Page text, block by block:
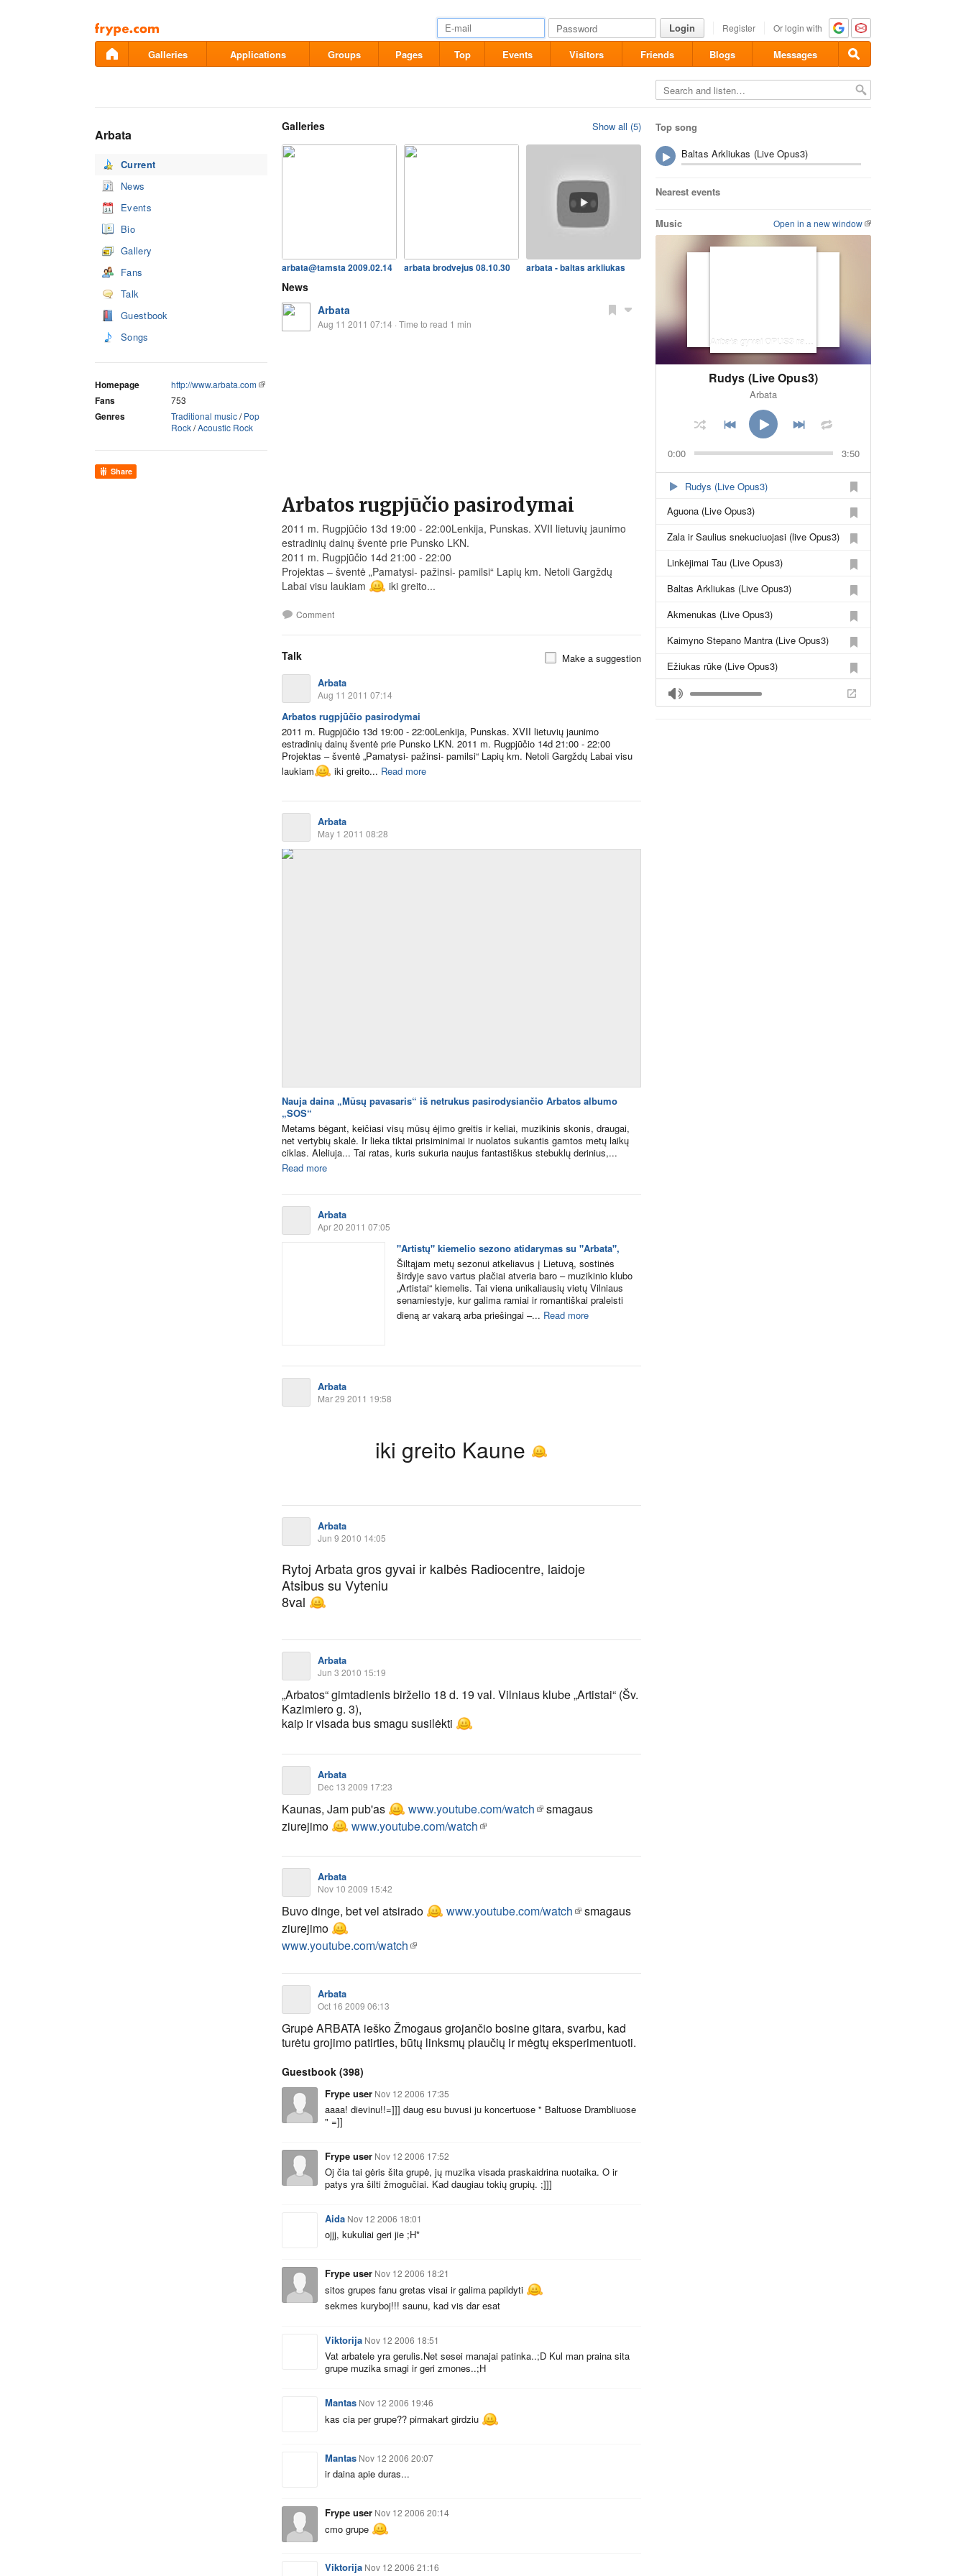
Pāriet
uz
saturu
Login Register Or login with
Galleries Applications Groups Pages Top Events Visitors Friends Blogs Messages
Arbata
Current
News
Events
Bio
Gallery
Fans
Talk
Guestbook
Songs
Homepage http://www.arbata.com
Fans 753
Genres Traditional music/Pop
Rock/Acoustic Rock
Share
Galleries Show all (5)
arbata@tamsta 2009.02.14 arbata brodvejus 08.10.30 arbata - baltas arkliukas
News
Arbata
Aug 11 2011 07:14 · Time to read 1 min
Arbatos rugpjūčio pasirodymai
2011 m. Rugpjūčio 13d 19:00 - 22:00Lenkija, Punskas. XVII lietuvių jaunimo
estradinių dainų šventė prie Punsko LKN.
2011 m. Rugpjūčio 14d 21:00 - 22:00
Projektas – šventė „Pamatysi- pažinsi- pamilsi“ Lapių km. Netoli Gargždų
Labai visu laukiam
iki greito...
Comment
Talk
Make a suggestion
Arbata
Aug 11 2011 07:14
Arbatos rugpjūčio pasirodymai
2011 m. Rugpjūčio 13d 19:00 - 22:00Lenkija, Punskas. XVII lietuvių jaunimo
estradinių dainų šventė prie Punsko LKN. 2011 m. Rugpjūčio 14d 21:00 - 22:00
Projektas – šventė „Pamatysi- pažinsi- pamilsi“ Lapių km. Netoli Gargždų Labai visu
laukiam
iki greito... Read more
Arbata
May 1 2011 08:28
Nauja daina „Mūsų pavasaris“ iš netrukus pasirodysiančio Arbatos albumo
„SOS“
Metams bėgant, keičiasi visų mūsų ėjimo greitis ir keliai, muzikinis skonis, draugai,
net vertybių skalė. Ir lieka tiktai prisiminimai ir nuolatos sukantis gamtos metų laikų
ciklas. Aleliuja... Tai ratas, kuris sukuria naujus fantastiškus stebuklų derinius,...
Read more
Arbata
Apr 20 2011 07:05
"Artistų" kiemelio sezono atidarymas su "Arbata",
Šiltąjam metų sezonui atkeliavus į Lietuvą, sostinės
širdyje savo vartus plačiai atveria baro – muzikinio klubo
„Artistai“ kiemelis. Tai viena unikaliausių vietų Vilniaus
senamiestyje, kur galima ramiai ir romantiškai praleisti
dieną ar vakarą arba priešingai –... Read more
Arbata
Mar 29 2011 19:58
iki greito Kaune
Arbata
Jun 9 2010 14:05
Rytoj Arbata gros gyvai ir kalbės Radiocentre, laidoje
Atsibus su Vyteniu
8val
Arbata
Jun 3 2010 15:19
„Arbatos“ gimtadienis birželio 18 d. 19 val. Vilniaus klube „Artistai“ (Šv.
Kazimiero g. 3),
kaip ir visada bus smagu susilėkti
Arbata
Dec 13 2009 17:23
Kaunas, Jam pub'as www.youtube.com/watch smagaus
ziurejimo
www.youtube.com/watch
Arbata
Nov 10 2009 15:42
Buvo dinge, bet vel atsirado www.youtube.com/watch smagaus
ziurejimo
www.youtube.com/watch
Arbata
Oct 16 2009 06:13
Grupė ARBATA ieško Žmogaus grojančio bosine gitara, svarbu, kad
turėtu grojimo patirties, būtų linksmų plaučių ir mėgtų eksperimentuoti.
Guestbook (398)
Frype user Nov 12 2006 17:35
aaaa! dievinu!!=]]] daug esu buvusi ju koncertuose " Baltuose Drambliuose
" =]]
Frype user Nov 12 2006 17:52
Oj čia tai gėris šita grupė, jų muzika visada praskaidrina nuotaika. O ir
patys yra šilti žmogučiai. Kad daugiau tokių grupių. ;]]]
Aida Nov 12 2006 18:01
ojjj, kukuliai geri jie ;H*
Frype user Nov 12 2006 18:21
sitos grupes fanu gretas visai ir galima papildyti
sekmes kuryboj!!! saunu, kad vis dar esat
Viktorija Nov 12 2006 18:51
Vat arbatele yra gerulis.Net sesei manajai patinka..;D Kul man praina sita
grupe muzika smagi ir geri zmones..;H
Mantas Nov 12 2006 19:46
kas cia per grupe?? pirmakart girdziu
Mantas Nov 12 2006 20:07
ir daina apie duras...
Frype user Nov 12 2006 20:14
cmo grupe
Viktorija Nov 12 2006 21:16
Top song
Baltas Arkliukas (Live Opus3)
Nearest events
Open in a new window
Music
Arbata gyvai OPUS3 radijuje
Rudys (Live Opus3)
Arbata
0:00 3:50
Rudys (Live Opus3)
Aguona (Live Opus3)
Zala ir Saulius snekuciuojasi (live Opus3)
Linkėjimai Tau (Live Opus3)
Baltas Arkliukas (Live Opus3)
Akmenukas (Live Opus3)
Kaimyno Stepano Mantra (Live Opus3)
Ežiukas rūke (Live Opus3)
Sudie (Live Opus3)